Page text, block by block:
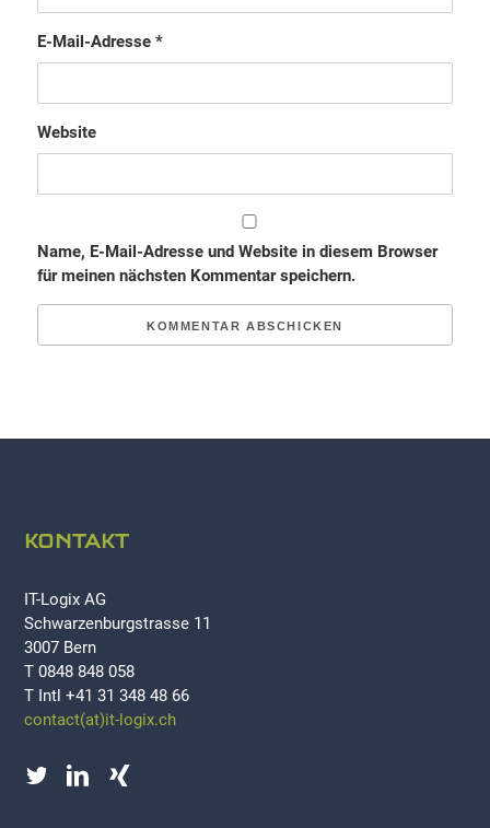
E-Mail-Adresse *
Website
Name, E-Mail-Adresse und Website in diesem Browser
für meinen nächsten Kommentar speichern.
KONTAKT
IT-Logix AG
Schwarzenburgstrasse 11
3007 Bern
T 0848 848 058
T Intl +41 31 348 48 66
contact(at)it-logix.ch